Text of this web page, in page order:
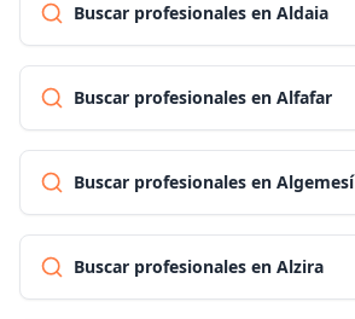
Buscar profesionales en Aldaia
Buscar profesionales en Alfafar
Buscar profesionales en Algemesí
Buscar profesionales en Alzira